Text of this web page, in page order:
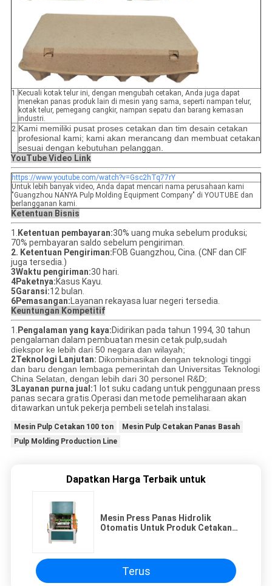
1. Kecuali kotak telur ini, dengan mengubah cetakan, Anda juga dapat
menekan panas produk lain di mesin yang sama, seperti nampan telur,
kotak telur, pemegang cangkir, nampan sepatu dan barang kemasan
industri.
2. Kami memiliki pusat proses cetakan dan tim desain cetakan
profesional kami; kami akan merancang dan membuat cetakan
sesuai dengan kebutuhan pelanggan.
YouTube Video Link
https://www.youtube.com/watch?v=Gsc2hTq77rY
Untuk lebih banyak video, Anda dapat mencari nama perusahaan kami
"Guangzhou NANYA Pulp Molding Equipment Company" di YOUTUBE dan
berlangganan kami.
Ketentuan Bisnis
1. Ketentuan pembayaran:30% uang muka sebelum produksi;
70% pembayaran saldo sebelum pengiriman.
2. Ketentuan Pengiriman:FOB Guangzhou, Cina. (CNF dan CIF
juga tersedia.)
3Waktu pengiriman:30 hari.
4Paketnya:Kasus Kayu.
5Garansi:12 bulan.
6Pemasangan:Layanan rekayasa luar negeri tersedia.
Keuntungan Kompetitif
1. Pengalaman yang kaya:Didirikan pada tahun 1994, 30 tahun
pengalaman dalam pembuatan mesin cetak pulp,sudah
diekspor ke lebih dari 50 negara dan wilayah;
2Teknologi Lanjutan: Dikombinasikan dengan teknologi tinggi
dan baru dengan lembaga pemerintah dan Universitas Teknologi
China Selatan, dengan lebih dari 30 personel R&D;
3Layanan purna jual:1 lot suku cadang untuk penggunaan press
panas secara gratis.Operasi dan metode pemeliharaan akan
ditawarkan untuk pekerja pembeli setelah instalasi.
Mesin Pulp Cetakan 100 ton
Mesin Pulp Cetakan Panas Basah
Pulp Molding Production Line
Dapatkan Harga Terbaik untuk
Mesin Press Panas Hidrolik
Otomatis Untuk Produk Cetakan
Terus